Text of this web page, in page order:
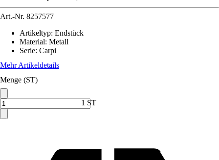
Art.-Nr. 8257577
Artikeltyp: Endstück
Material: Metall
Serie: Carpi
Mehr Artikeldetails
Menge (ST)
1 ST